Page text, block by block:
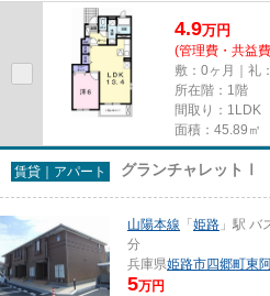
お部屋になっております。こ...
4.9万円
(管理費・共益
敷：0ヶ月｜礼
所在階：1階
間取り：1LDK
面積：45.89㎡
賃貸｜アパート グランチャレットⅠ
山陽本線 「姫路 」駅 バ
分
兵庫県姫路市四郷町東
5万円